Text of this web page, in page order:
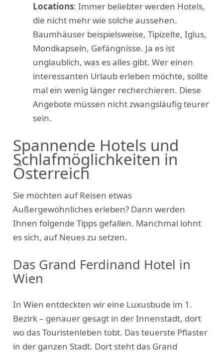
Locations: Immer beliebter werden Hotels,
die nicht mehr wie solche aussehen.
Baumhäuser beispielsweise, Tipizelte, Iglus,
Mondkapseln, Gefängnisse. Ja es ist
unglaublich, was es alles gibt. Wer einen
interessanten Urlaub erleben möchte, sollte
mal ein wenig länger recherchieren. Diese
Angebote müssen nicht zwangsläufig teurer
sein.
Spannende Hotels und
Schlafmöglichkeiten in
Österreich
Sie möchten auf Reisen etwas
Außergewöhnliches erleben? Dann werden
Ihnen folgende Tipps gefallen. Manchmal lohnt
es sich, auf Neues zu setzen.
Das Grand Ferdinand Hotel in
Wien
In Wien entdeckten wir eine Luxusbude im 1.
Bezirk – genauer gesagt in der Innenstadt, dort
wo das Touristenleben tobt. Das teuerste Pflaster
in der ganzen Stadt. Dort steht das Grand